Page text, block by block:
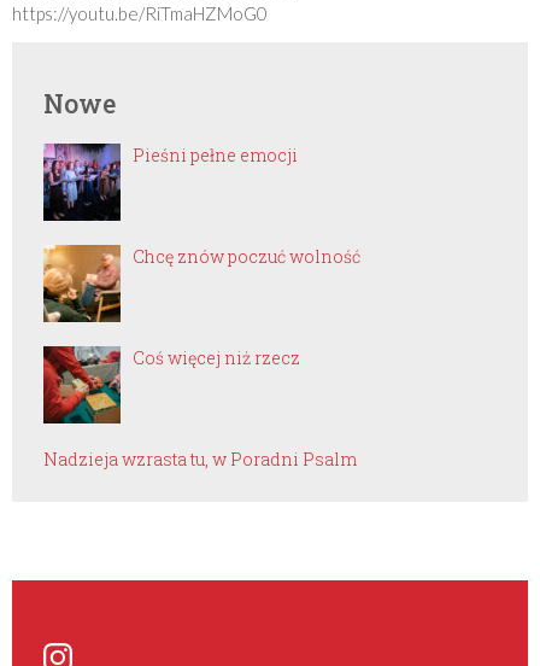
https://youtu.be/RiTmaHZMoG0
Nowe
Pieśni pełne emocji
Chcę znów poczuć wolność
Coś więcej niż rzecz
Nadzieja wzrasta tu, w Poradni Psalm